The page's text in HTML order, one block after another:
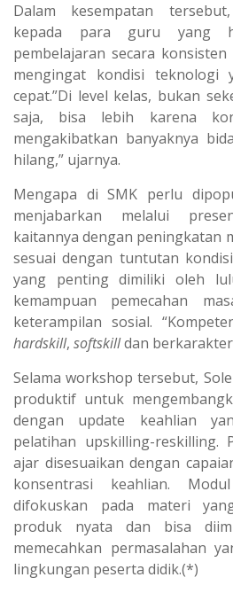
Dalam kesempatan
kepada para guru yang
pembelajaran secara
mengingat kondisi teknologi
cepat.”Di level kelas, bukan
saja, bisa lebih karena
mengakibatkan banyaknya
hilang,” ujarnya.
Mengapa di SMK perlu
menjabarkan melalui
kaitannya dengan peningkatan
sesuai dengan tuntutan
yang penting dimiliki oleh
kemampuan pemecahan
keterampilan sosial.
hardskill, softskilldan
Selama workshop tersebut,
produktif untuk
dengan update keahlian
pelatihan upskilling-reskilling.
ajar disesuaikan dengan
konsentrasi keahlian.
difokuskan pada materi
produk nyata dan bisa
memecahkan permasalahan
lingkungan peserta didik.(*)